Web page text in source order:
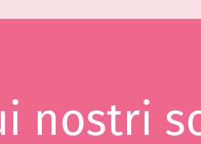
nostri